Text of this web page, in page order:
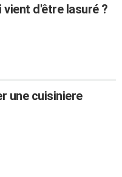
d'être lasuré ?
une cuisiniere